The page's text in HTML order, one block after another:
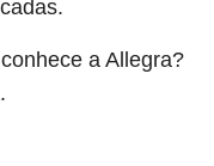
a Allegra?